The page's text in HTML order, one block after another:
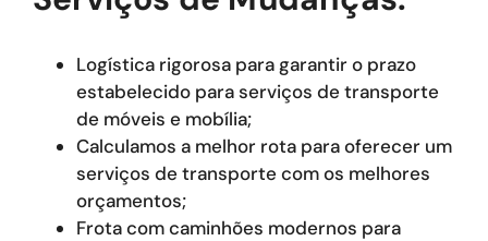
Logística rigorosa para garantir o prazo
estabelecido para serviços de transporte
de móveis e mobília;
Calculamos a melhor rota para oferecer um
serviços de transporte com os melhores
orçamentos;
Frota com caminhões modernos para